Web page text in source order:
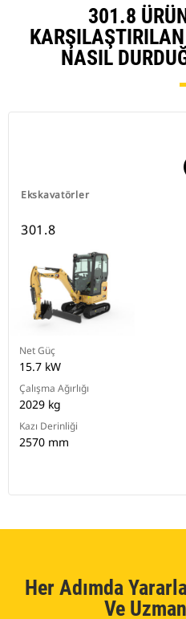
301.8
KARŞILAŞTIRILAN
NASIL
Ekskavatörler
301.8
Net Güç
15.7 kW
Çalışma Ağırlığı
2029 kg
Kazı Derinliği
2570 mm
Her Adımda
Ve